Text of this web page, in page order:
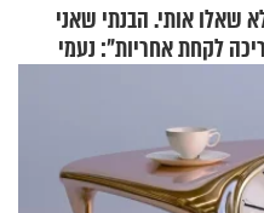
שאלו אותי. הבנתי שאני
לקחת אחריות": נעמי